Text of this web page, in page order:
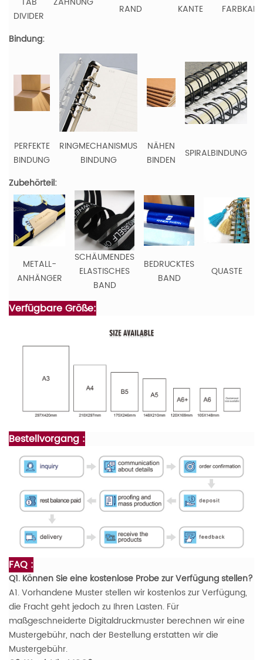
DIVIDER
RAND
KANTE
Bindung:
PERFEKTE
BINDUNG
RINGMECHANISMUS
BINDUNG
NÄHEN
BINDEN
SPIRALBINDUNG
Zubehörteil:
METALL-
ANHÄNGER
SCHÄUMENDES
ELASTISCHES
BAND
BEDRUCKTES
BAND
QUASTE
Verfügbare Größe:
Bestellvorgang :
FAQ :
Q1. Können Sie eine kostenlose Probe zur Verfügung stellen?
A1. Vorhandene Muster stellen wir kostenlos zur Verfügung,
die Fracht geht jedoch zu Ihren Lasten. Für
maßgeschneiderte Digitaldruckmuster berechnen wir eine
Mustergebühr, nach der Bestellung erstatten wir die
Mustergebühr.